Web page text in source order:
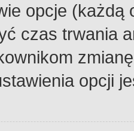
opcje
czas trwania
opcji